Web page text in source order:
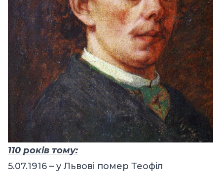
110 років тому:
5.07.1916 – у Львові помер Теофіл